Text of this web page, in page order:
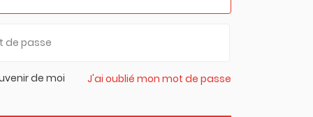
de moi J'ai oublié mon mot de passe